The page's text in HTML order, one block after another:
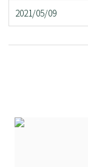
2021/05/09